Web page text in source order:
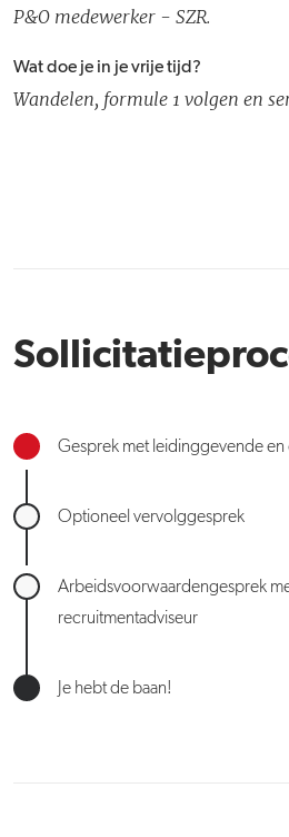
P&O medewerker - SZR.
Wat doe je in je vrije tijd?
Wandelen, formule 1 volgen en
Gesprek met leidinggevende en
Optioneel vervolggesprek
Arbeidsvoorwaardengesprek
recruitmentadviseur
Je hebt de baan!